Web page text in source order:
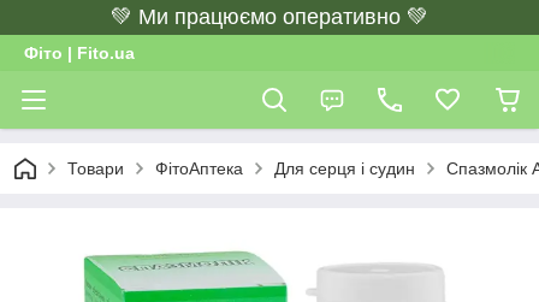
💚 Ми працюємо оперативно 💚
Фіто | Fito.ua
Товари ФітоАптека Для серця і судин Спазмолік